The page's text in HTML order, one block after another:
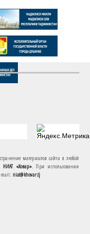
материалов сайта в любой
НИАТ «Ховар». При использовании
mail: niat@khovar.tj